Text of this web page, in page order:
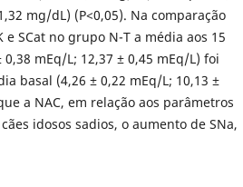
mg/dL) (P<0,05). Na comparação
SCat no grupo N-T a média aos 15
mEq/L; 12,37 ± 0,45 mEq/L) foi
basal (4,26 ± 0,22 mEq/L; 10,13 ±
a NAC, em relação aos parâmetros
idosos sadios, o aumento de SNa,